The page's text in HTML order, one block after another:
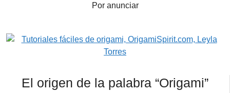
Por anunciar
El origen de la palabra “Origami”